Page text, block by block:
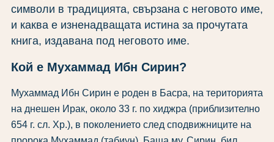
символи в традицията, свързана с неговото име,
и каква е изненадващата истина за прочутата
книга, издавана под неговото име.
Кой е Мухаммад Ибн Сирин?
Мухаммад Ибн Сирин е роден в Басра, на територията
на днешен Ирак, около 33 г. по хиджра (приблизително
654 г. сл. Хр.), в поколението след сподвижниците на